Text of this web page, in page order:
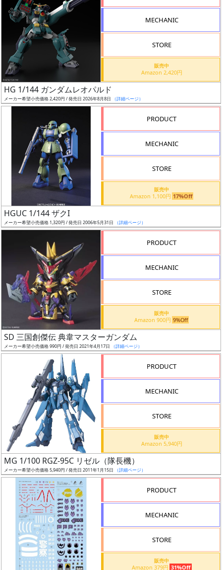
ー
ル
ー
ズ・
況
売
前
抽
選
MECHANIC
STORE
販売中
Amazon 2,420円
HG 1/144 ガンダムレオパルド
メーカー希望小売価格 2,420円 / 発売日 2026年8月8日 （詳細ページ）
PRODUCT
MECHANIC
STORE
販売中
Amazon 1,100円 17%Off
HGUC 1/144 ザクI
メーカー希望小売価格 1,320円 / 発売日 2006年5月31日 （詳細ページ）
PRODUCT
MECHANIC
STORE
販売中
Amazon 900円 9%Off
SD 三国創傑伝 典韋マスターガンダム
メーカー希望小売価格 990円 / 発売日 2021年4月17日 （詳細ページ）
PRODUCT
MECHANIC
STORE
販売中
Amazon 5,940円
MG 1/100 RGZ-95C リゼル（隊長機）
メーカー希望小売価格 5,940円 / 発売日 2011年1月15日 （詳細ページ）
PRODUCT
MECHANIC
STORE
販売中
Amazon 379円 31%Off